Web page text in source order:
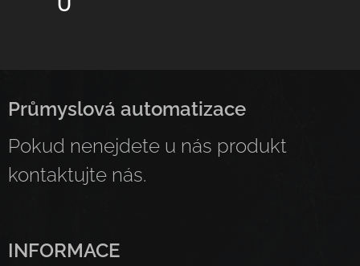
Průmyslová automatizace
Pokud nenejdete u nás produkt
kontaktujte nás.
INFORMACE